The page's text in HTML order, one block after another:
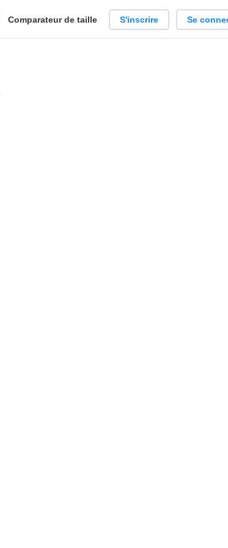
Créer
Comparateur de taille S'inscrire Se